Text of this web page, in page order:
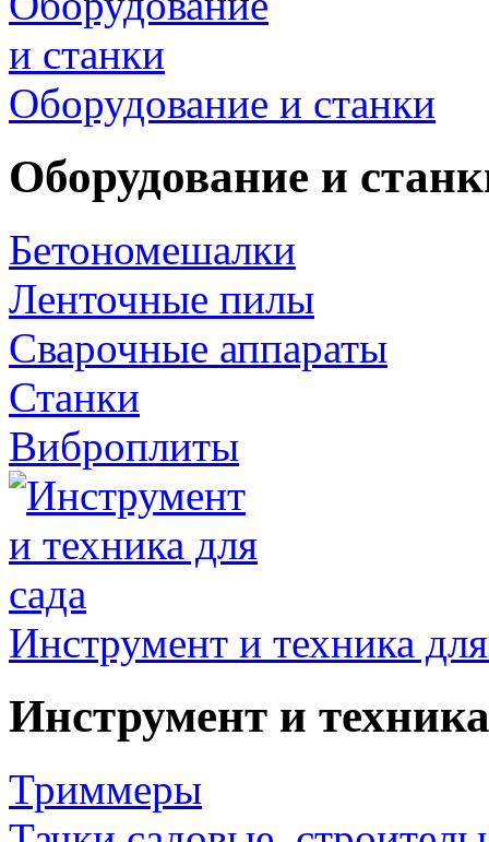
Оборудование и станки
Оборудование и
Бетономешалки
Ленточные пилы
Сварочные аппараты
Станки
Виброплиты
Инструмент и техника
Инструмент и
Триммеры